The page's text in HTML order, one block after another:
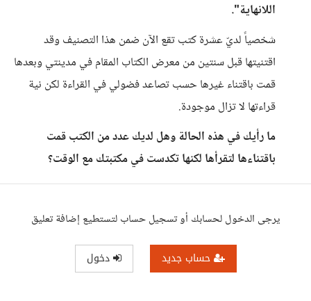
اللانهاية".
شخصياً لديّ عشرة كتب تقع الآن ضمن هذا التصنيف وقد
اقتنيتها قبل سنتين من معرض الكتاب المقام في مدينتي وبعدها
قمت باقتناء غيرها حسب تصاعد فضولي في القراءة لكن نية
قراءتها لا تزال موجودة.
ما رأيك في هذه الحالة وهل لديك عدد من الكتب قمت
باقتناءها لتقرأها لكنها تكدست في مكتبتك مع الوقت؟
يرجى الدخول لحسابك أو تسجيل حساب لتستطيع إضافة تعليق
حساب جديد دخول